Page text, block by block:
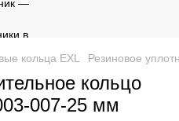
кольца EXL Резиновое
кольцо
007-25 мм